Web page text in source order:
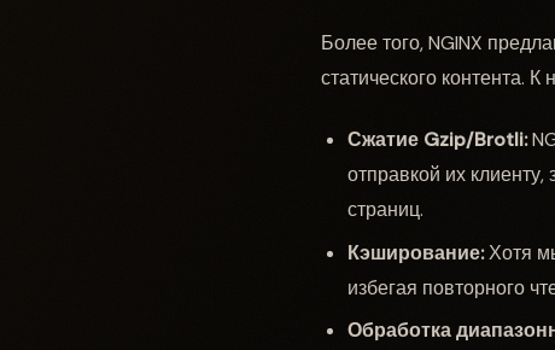
Более того, NGINX
статического контента. К
Сжатие Gzip/Brotli:
отправкой их
страниц.
Кэширование:Хотя
избегая повторного
Обработка